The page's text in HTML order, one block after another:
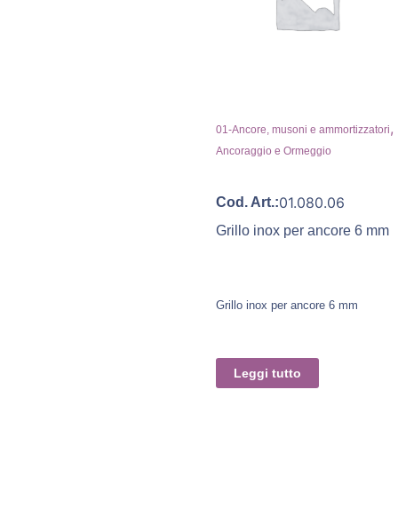
01-Ancore, musoni e ammortizzatori,
Ancoraggio e Ormeggio
Cod. Art.:01.080.06
Grillo inox per ancore 6 mm
Grillo inox per ancore 6 mm
Leggi tutto